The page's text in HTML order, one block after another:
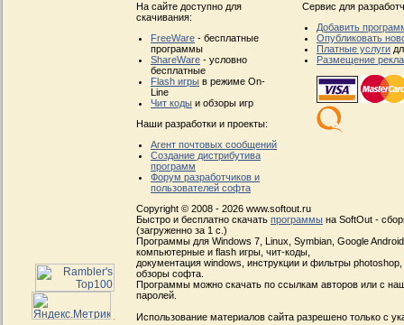
На сайте доступно для
скачивания:
FreeWare - бесплатные
программы
ShareWare - условно
бесплатные
Flash игры в режиме On-
Line
Чит коды и обзоры игр
Наши разработки и проекты:
Агент почтовых сообщений
Создание дистрибутива
программ
Форум разработчиков и
пользователей софта
Сервис для
Добавить
Опубликовать
Платные услуги
Размещение
Copyright © 2008 - 2026 www.softout.ru
Быстро и бесплатно скачать программы на SoftOut -
(загруженно за 1 с.)
Программы для Windows 7, Linux, Symbian, Google
компьютерные и flash игры, чит-коды,
документация windows, инструкции и фильтры
обзоры софта.
Программы можно скачать по ссылкам авторов или с
паролей.
Использование материалов сайта разрешено только с